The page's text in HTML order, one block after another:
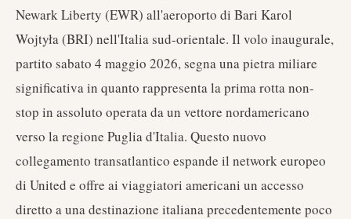
Newark Liberty (EWR) all'aeroporto di Bari Karol
Wojtyła (BRI) nell'Italia sud-orientale. Il volo inaugurale,
partito sabato 4 maggio 2026, segna una pietra miliare
significativa in quanto rappresenta la prima rotta non-
stop in assoluto operata da un vettore nordamericano
verso la regione Puglia d'Italia. Questo nuovo
collegamento transatlantico espande il network europeo
di United e offre ai viaggiatori americani un accesso
diretto a una destinazione italiana precedentemente poco